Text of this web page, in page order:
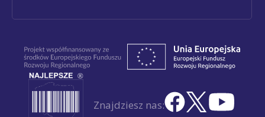
Znajdziesz nas: